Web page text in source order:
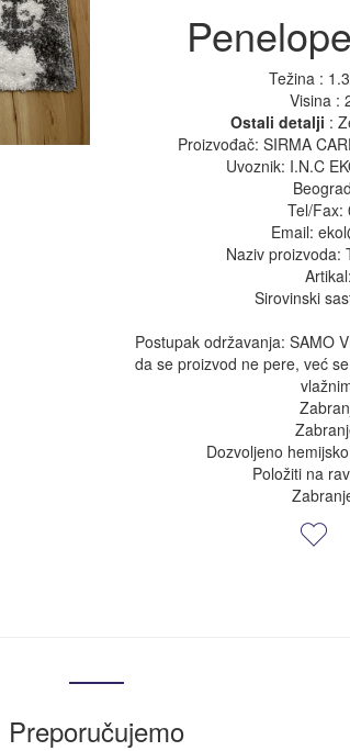
Težina :
Visina :
Ostali detalji :
Proizvođač: SIRMA
Uvoznik: I.N.C
Beograd,
Tel/Fax: 011/
Email:
Naziv proizvoda:
Sirovinski
Postupak održavanja: SAMO
da se proizvod ne pere, već
Dozvoljeno
Položiti na
Preporučujemo